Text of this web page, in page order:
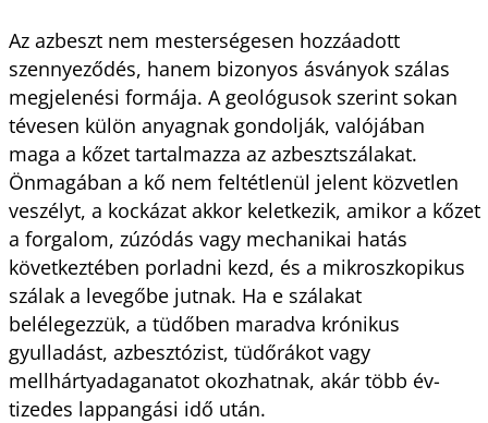
Az azbeszt nem mesterségesen hozzáadott
szennyeződés, hanem bizonyos ásványok szálas
meg­jelenési formája. A geológusok szerint sokan
tévesen külön anyagnak gondolják, valójában
maga a kőzet tartalmazza az azbesztszálakat.
Önmagában a kő nem feltétlenül jelent közvetlen
veszélyt, a kockázat akkor keletkezik, amikor a kőzet
a forgalom, zúzódás vagy mechanikai hatás
következtében porladni kezd, és a mikroszkopikus
szálak a levegőbe jutnak. Ha e szálakat
belélegezzük, a tüdőben maradva krónikus
gyulladást, azbesztózist, tüdőrákot vagy
mellhártyadaganatot okozhatnak, akár több év­
tizedes lappangási idő után.